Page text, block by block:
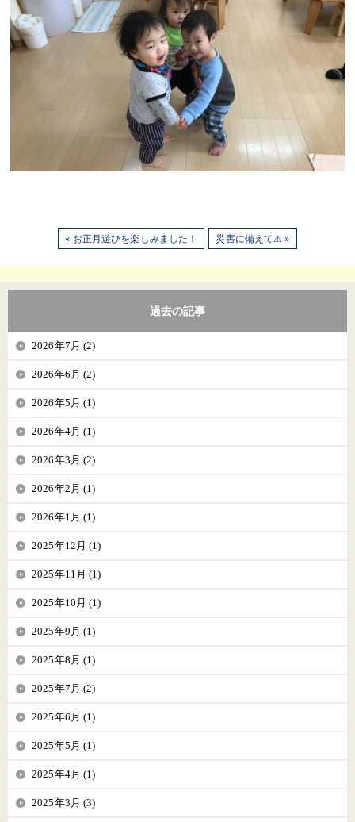
« お正月遊びを楽しみました！ 災害に備えて⚠ »
過去の記事
2026年7月 (2)
2026年6月 (2)
2026年5月 (1)
2026年4月 (1)
2026年3月 (2)
2026年2月 (1)
2026年1月 (1)
2025年12月 (1)
2025年11月 (1)
2025年10月 (1)
2025年9月 (1)
2025年8月 (1)
2025年7月 (2)
2025年6月 (1)
2025年5月 (1)
2025年4月 (1)
2025年3月 (3)